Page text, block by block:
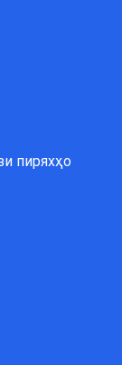
пиряхҳо